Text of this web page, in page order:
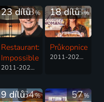
68%
23 dílů
Restaurant:
Impossible
2011-2023 | USA | Reality TV
63%
18 dílů
Průkopnice
2011-2020 | USA | Reality TV
64%
9 dílů 57%